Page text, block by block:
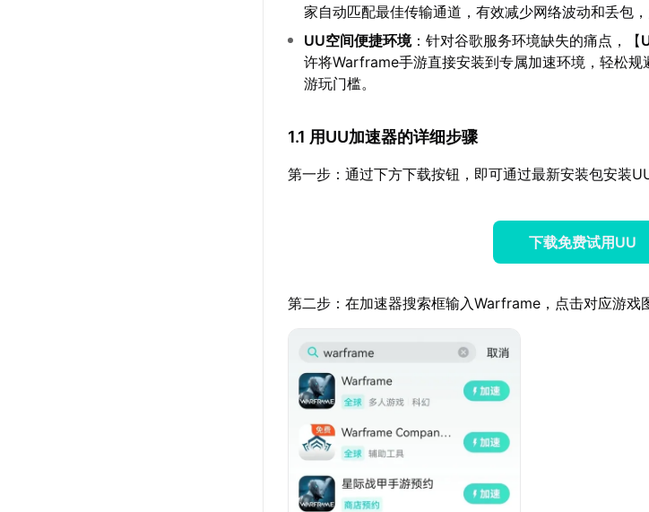
家自动匹配最佳传输通道，有效减少网络波动和丢包
UU空间便捷环境：针对谷歌服务环境缺失的痛点，【
许将Warframe手游直接安装到专属加速环境，轻松
游玩门槛。
1.1 用UU加速器的详细步骤
第一步：通过下方下载按钮，即可通过最新安装包安装
下载免费试用UU
第二步：在加速器搜索框输入Warframe，点击对应游戏